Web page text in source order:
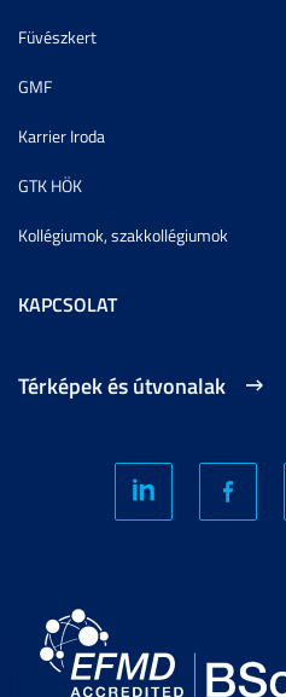
Füvészkert
GMF
Karrier Iroda
GTK HÖK
Kollégiumok, szakkollégiumok
KAPCSOLAT
Térképek és útvonalak